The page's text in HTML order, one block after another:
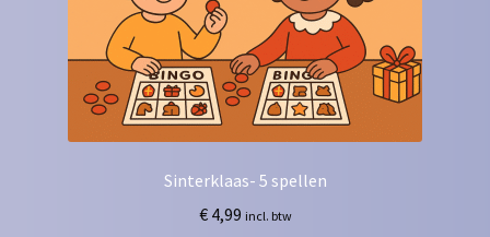
Privacy Policy
Winkelmand
Sinterklaas- 5 spellen
€4,99 incl. btw